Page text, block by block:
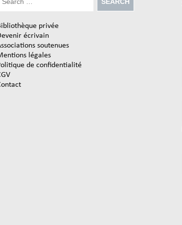
privée
écrivain
soutenues
légales
de confidentialité